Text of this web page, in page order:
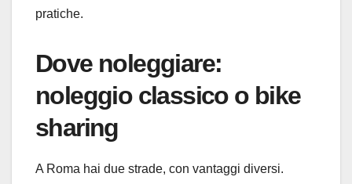
pratiche.
Dove noleggiare:
noleggio classico o bike
sharing
A Roma hai due strade, con vantaggi diversi.